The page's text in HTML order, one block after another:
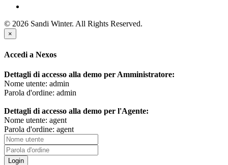
© 2026 Sandi Winter. All Rights Reserved.
×
Accedi a Nexos
Dettagli di accesso alla demo per Amministratore:
Nome utente: admin
Parola d'ordine: admin
Dettagli di accesso alla demo per l'Agente:
Nome utente: agent
Parola d'ordine: agent
Login